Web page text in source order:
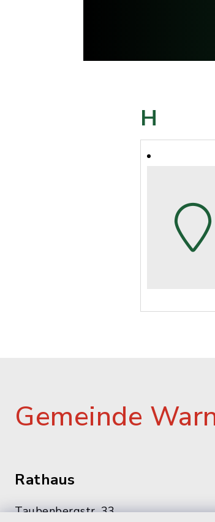
H
Gemeinde
Rathaus
Taubenbergstr. 33